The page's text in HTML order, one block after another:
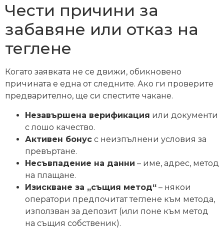
Чести причини за
забавяне или отказ на
теглене
Когато заявката не се движи, обикновено
причината е една от следните. Ако ги проверите
предварително, ще си спестите чакане.
Незавършена верификация или документи
с лошо качество.
Активен бонус с неизпълнени условия за
превъртане.
Несъвпадение на данни – име, адрес, метод
на плащане.
Изискване за „същия метод“ – някои
оператори предпочитат теглене към метода,
използван за депозит (или поне към метод
на същия собственик).